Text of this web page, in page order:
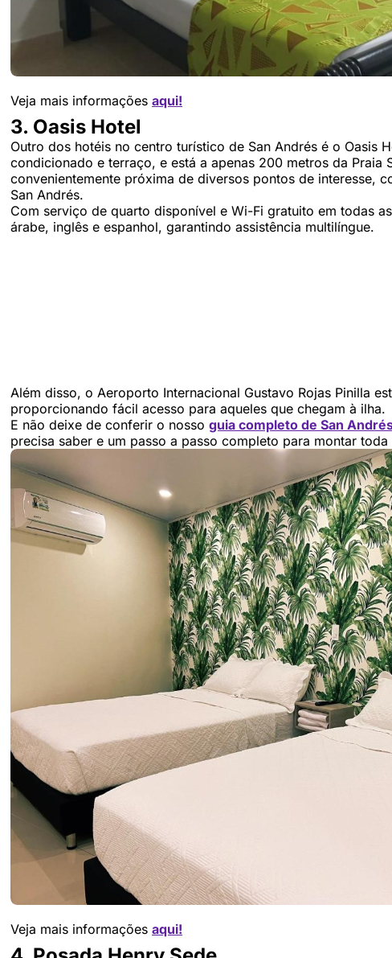
Veja mais informações aqui!
3. Oasis Hotel
Outro dos hotéis no centro turístico de San Andrés é o Oasis
condicionado e terraço, e está a apenas 200 metros da Praia
convenientemente próxima de diversos pontos de interesse,
San Andrés.
Com serviço de quarto disponível e Wi-Fi gratuito em todas
árabe, inglês e espanhol, garantindo assistência multilíngue.
Além disso, o Aeroporto Internacional Gustavo Rojas Pinilla
proporcionando fácil acesso para aqueles que chegam à ilha.
E não deixe de conferir o nosso guia completo de San
precisa saber e um passo a passo completo para montar
Veja mais informações aqui!